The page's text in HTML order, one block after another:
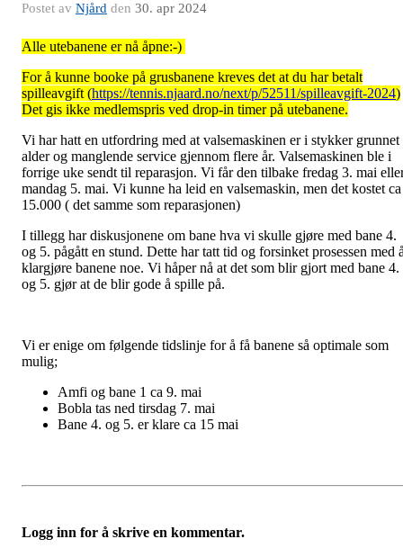
Postet av Njård den 30. apr 2024
Alle utebanene er nå åpne:-)
For å kunne booke på grusbanene kreves det at du har betalt
spilleavgift (https://tennis.njaard.no/next/p/52511/spilleavgift-2024)
Det gis ikke medlemspris ved drop-in timer på utebanene.
Vi har hatt en utfordring med at valsemaskinen er i stykker grunnet
alder og manglende service gjennom flere år. Valsemaskinen ble i
forrige uke sendt til reparasjon. Vi får den tilbake fredag 3. mai
mandag 5. mai. Vi kunne ha leid en valsemaskin, men det kostet ca
15.000 ( det samme som reparasjonen)
I tillegg har diskusjonene om bane hva vi skulle gjøre med bane 4.
og 5. pågått en stund. Dette har tatt tid og forsinket prosessen med
klargjøre banene noe. Vi håper nå at det som blir gjort med bane 4.
og 5. gjør at de blir gode å spille på.
Vi er enige om følgende tidslinje for å få banene så optimale som
mulig;
Amfi og bane 1 ca 9. mai
Bobla tas ned tirsdag 7. mai
Bane 4. og 5. er klare ca 15 mai
Logg inn for å skrive en kommentar.